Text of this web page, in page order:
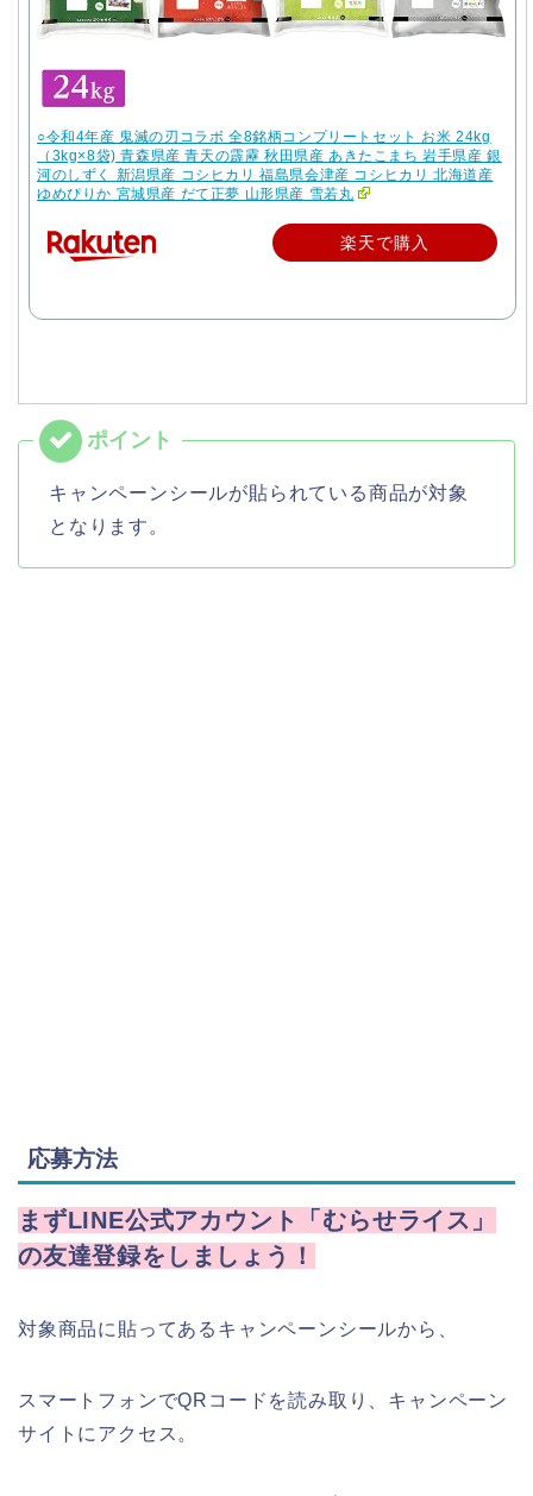
○令和4年産 鬼滅の刃コラボ 全8銘柄コンプリートセット お米 24kg
（3kg×8袋) 青森県産 青天の霹靂 秋田県産 あきたこまち 岩手県産 銀
河のしずく 新潟県産 コシヒカリ 福島県会津産 コシヒカリ 北海道産
ゆめぴりか 宮城県産 だて正夢 山形県産 雪若丸
楽天で購入
キャンペーンシールが貼られている商品が対象
となります。
応募方法
まずLINE公式アカウント「むらせライス」
の友達登録をしましょう！
対象商品に貼ってあるキャンペーンシールから、
スマートフォンでQRコードを読み取り、キャンペーン
サイトにアクセス。